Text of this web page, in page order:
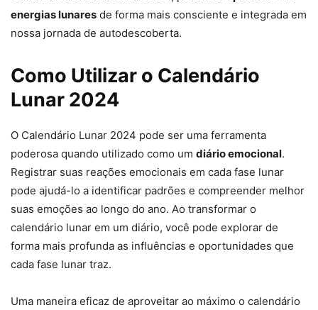
energias lunares de forma mais consciente e integrada em
nossa jornada de autodescoberta.
Como Utilizar o Calendário
Lunar 2024
O Calendário Lunar 2024 pode ser uma ferramenta
poderosa quando utilizado como um diário emocional.
Registrar suas reações emocionais em cada fase lunar
pode ajudá-lo a identificar padrões e compreender melhor
suas emoções ao longo do ano. Ao transformar o
calendário lunar em um diário, você pode explorar de
forma mais profunda as influências e oportunidades que
cada fase lunar traz.
Uma maneira eficaz de aproveitar ao máximo o calendário